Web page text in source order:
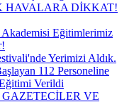
HAVALARA DİKKAT!
Akademisi Eğitimlerimiz
Yerimizi Aldık.
112 Personeline
Verildi
VE